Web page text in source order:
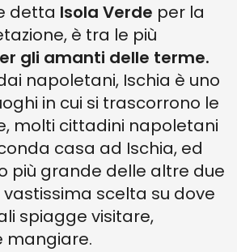
detta Isola Verde per la
è tra le più
gli amanti delle terme.
napoletani, Ischia è uno
in cui si trascorrono le
molti cittadini napoletani
casa ad Ischia, ed
più grande delle altre due
scelta su dove
spiagge visitare,
mangiare.